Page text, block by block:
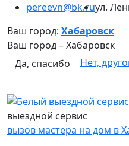
pereevn@bk.ruул.
Ваш город: Хабаровск
Ваш город –Хабаровск
Да, спасибо
Нет,
выездной сервис
вызов мастера на дом в